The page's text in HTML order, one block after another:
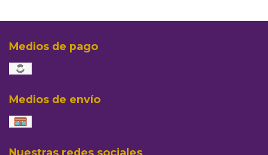
Medios de pago
Medios de envío
Nuestras redes sociales